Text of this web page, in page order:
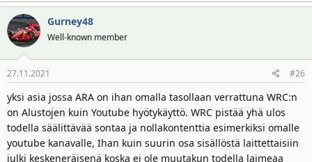
Gurney48
Well-known member
27.11.2021 #26
yksi asia jossa ARA on ihan omalla tasollaan verrattuna WRC:n
on Alustojen kuin Youtube hyötykäyttö. WRC pistää yhä ulos
todella säälittävää sontaa ja nollakontenttia esimerkiksi omalle
youtube kanavalle, Ihan kuin suurin osa sisällöstä laittettaisiin
julki keskeneräisenä koska ei ole muutakun todella laimeaa